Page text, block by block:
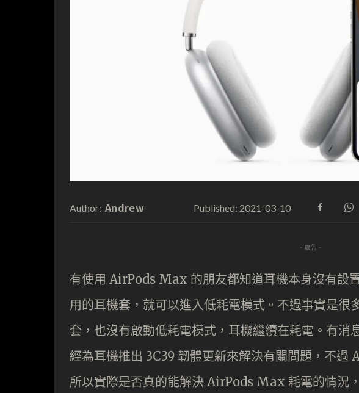
Author: Andrew Published: 2021-03-10
- 廣告 -
有使用 AirPods Max 的朋友都知道耳機本身沒有設
用的耳機套，就可以進入低耗電模式。不過事實是很
套，也沒有啟動低耗電模式，耳機繼續在耗電。有
經為耳機推出 3C39 韌體更新來解決有關問題，不過
所以實際是否真的能解決 AirPods Max 耗電的情況